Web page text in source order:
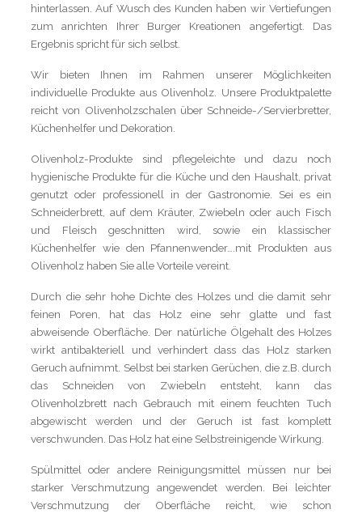
hinterlassen. Auf Wusch des Kunden haben wir Vertiefungen
zum anrichten Ihrer Burger Kreationen angefertigt. Das
Ergebnis spricht für sich selbst.
Wir bieten Ihnen im Rahmen unserer Möglichkeiten
individuelle Produkte aus Olivenholz. Unsere Produktpalette
reicht von Olivenholzschalen über Schneide-/Servierbretter,
Küchenhelfer und Dekoration.
Olivenholz-Produkte sind pflegeleichte und dazu noch
hygienische Produkte für die Küche und den Haushalt, privat
genutzt oder professionell in der Gastronomie. Sei es ein
Schneiderbrett, auf dem Kräuter, Zwiebeln oder auch Fisch
und Fleisch geschnitten wird, sowie ein klassischer
Küchenhelfer wie den Pfannenwender….mit Produkten aus
Olivenholz haben Sie alle Vorteile vereint.
Durch die sehr hohe Dichte des Holzes und die damit sehr
feinen Poren, hat das Holz eine sehr glatte und fast
abweisende Oberfläche. Der natürliche Ölgehalt des Holzes
wirkt antibakteriell und verhindert dass das Holz starken
Geruch aufnimmt. Selbst bei starken Gerüchen, die z.B. durch
das Schneiden von Zwiebeln entsteht, kann das
Olivenholzbrett nach Gebrauch mit einem feuchten Tuch
abgewischt werden und der Geruch ist fast komplett
verschwunden. Das Holz hat eine Selbstreinigende Wirkung.
Spülmittel oder andere Reinigungsmittel müssen nur bei
starker Verschmutzung angewendet werden. Bei leichter
Verschmutzung der Oberfläche reicht, wie schon